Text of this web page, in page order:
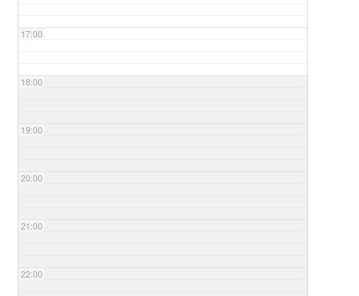
17:00
18:00
19:00
20:00
21:00
22:00